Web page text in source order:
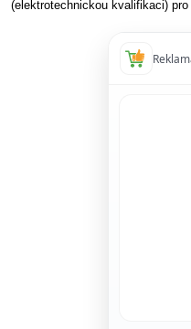
(elektrotechnickou kvalifikaci)